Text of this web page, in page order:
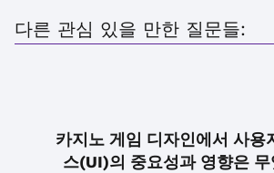
다른 관심 있을 만한 질문들:
카지노 게임 디자인에서 사용
스(UI)의 중요성과 영향은